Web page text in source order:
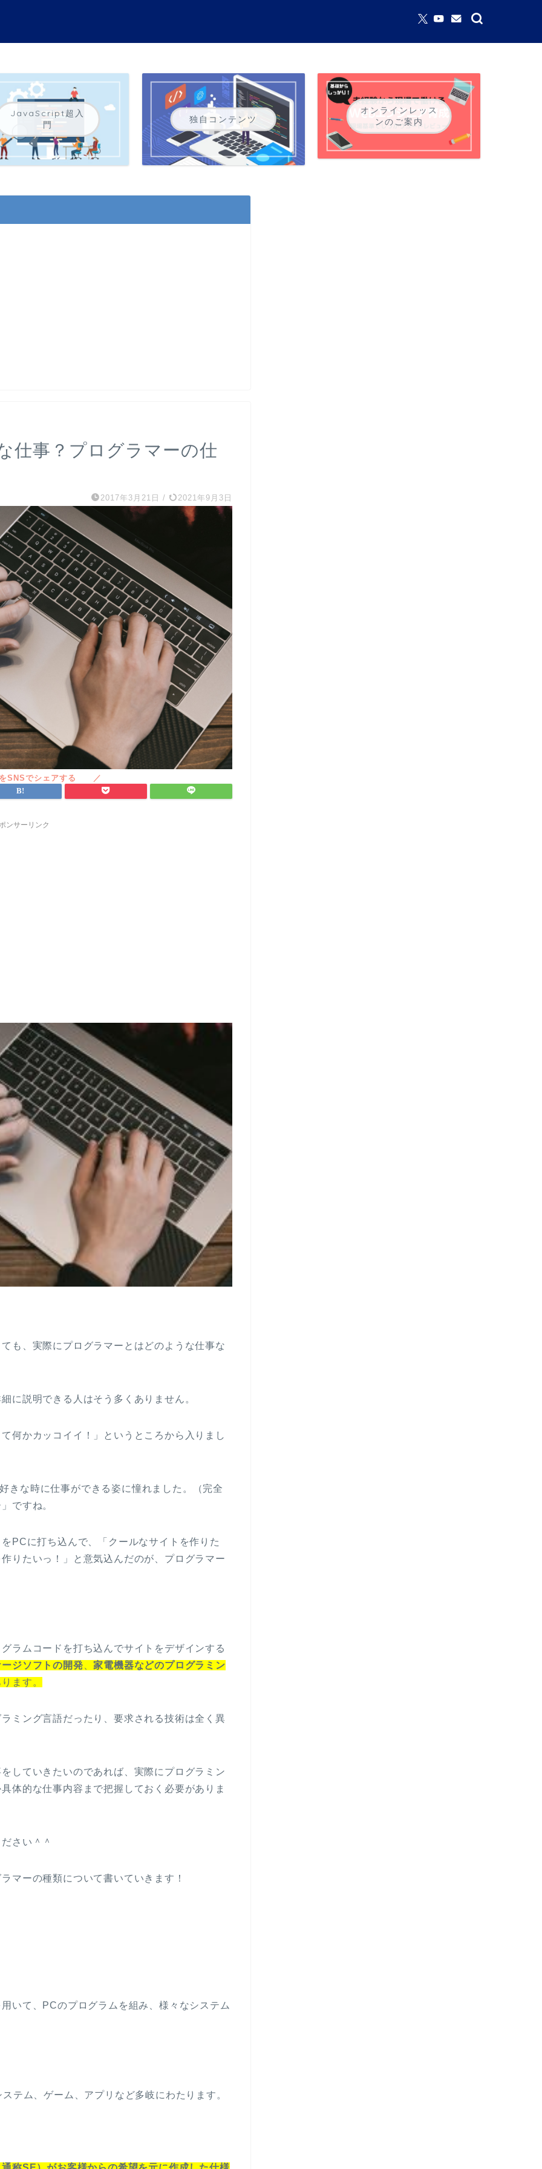
JavaScript超入
門
独自コンテンツ
オンラインレッス
ンのご案内
仕事？プログラマーの仕
2017年3月21日 / 2021年9月3日
ンサーリンク
も、実際にプログラマーとはどのような仕事な
に説明できる人はそう多くありません。
何かカッコイイ！」というところから入りまし
きな時に仕事ができる姿に憧れました。（完全
ですね。
PCに打ち込んで、「クールなサイトを作りた
りたいっ！」と意気込んだのが、プログラマー
ラムコードを打ち込んでサイトをデザインする
ジソフトの開発
家電機器などのプログラミン
ます。
ミング言語だったり、要求される技術は全く異
していきたいのであれば、実際にプログラミン
体的な仕事内容まで把握しておく必要がありま
さい＾＾
マーの種類について書いていきます！
いて、PCのプログラムを組み、様々なシステム
テム、ゲーム、アプリなど多岐にわたります。